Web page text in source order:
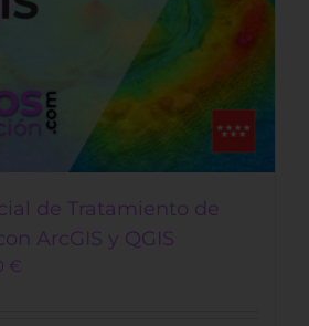
de Tratamiento de
ArcGIS y QGIS
€